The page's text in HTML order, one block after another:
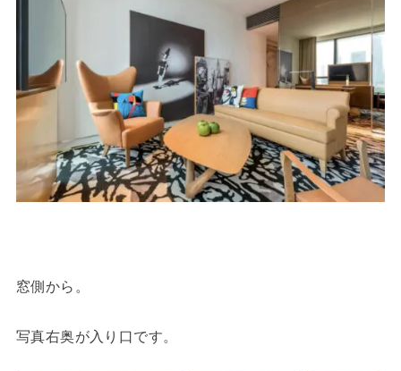
窓側から。
写真右奥が入り口です。